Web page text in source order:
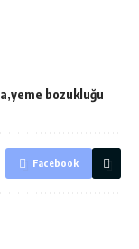
yeme bozukluğu
Facebook